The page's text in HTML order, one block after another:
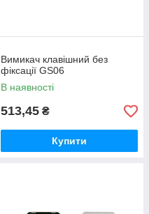
Вимикач клавішний без
фіксації GS06
В наявності
513,45 ₴
Купити